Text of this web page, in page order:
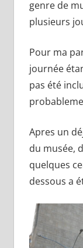
genre de
plusieurs
Pour ma
journée
pas été
Apres un
du musée,
quelques
dessous a